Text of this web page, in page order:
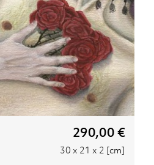
290,00 €
30 x 21 x 2 [cm]